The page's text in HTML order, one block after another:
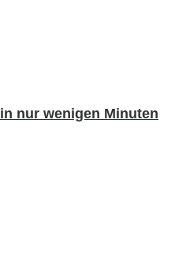
nur wenigen Minuten